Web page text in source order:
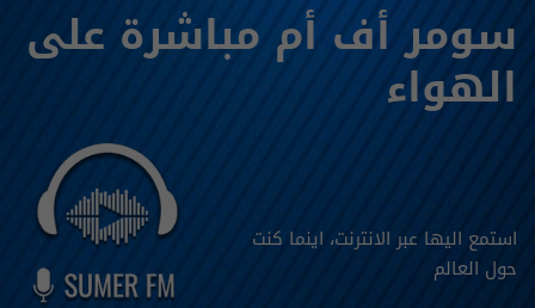
سومر أف أم مباشرة على
الهواء
استمع اليها عبر الانترنت، اينما كنت
حول العالم